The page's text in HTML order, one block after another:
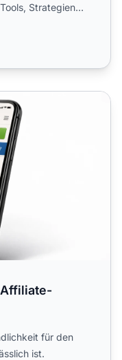
Strategien
Warum sie
für den
ist.